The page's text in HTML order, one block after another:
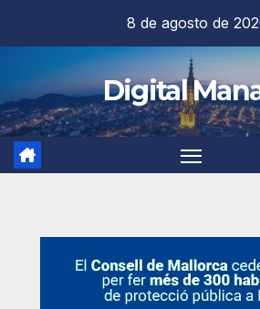
contenido
8 de agosto de
Digital